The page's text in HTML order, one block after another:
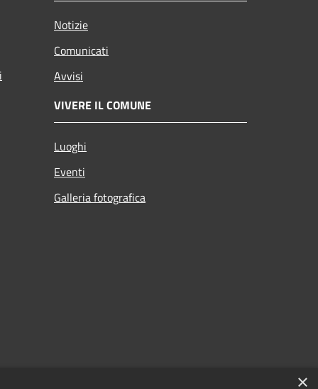
Notizie
Comunicati
Avvisi
VIVERE IL COMUNE
Luoghi
Eventi
Galleria fotografica
×